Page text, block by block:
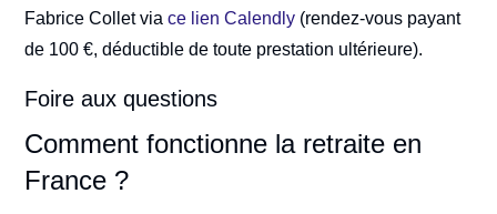
Fabrice Collet viace lien Calendly (rendez-vous payant
de 100 €, déductible de toute prestation ultérieure).
Foire aux questions
Comment fonctionne la retraite en
France ?